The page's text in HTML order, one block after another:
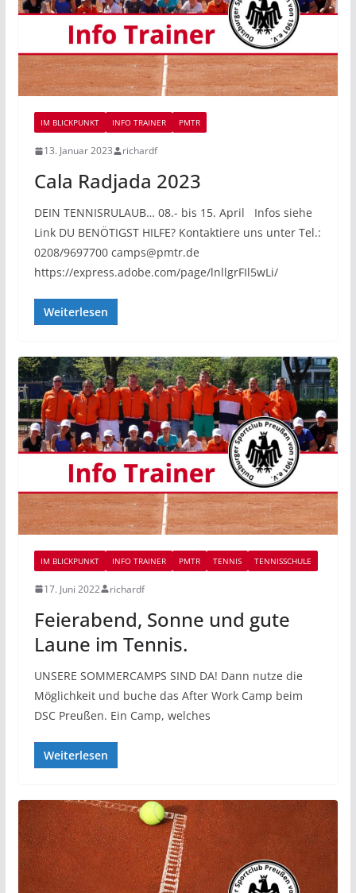
IM BLICKPUNKT INFO TRAINER PMTR
13. Januar 2023 richardf
Cala Radjada 2023
DEIN TENNISRULAUB… 08.- bis 15. April Infos siehe
Link DU BENÖTIGST HILFE? Kontaktiere uns unter Tel.:
0208/9697700 camps@pmtr.de
https://express.adobe.com/page/lnllgrFIl5wLi/
Weiterlesen
IM BLICKPUNKT INFO TRAINER PMTR TENNIS TENNISSCHULE
17. Juni 2022 richardf
Feierabend, Sonne und gute
Laune im Tennis.
UNSERE SOMMERCAMPS SIND DA! Dann nutze die
Möglichkeit und buche das After Work Camp beim
DSC Preußen. Ein Camp, welches
Weiterlesen